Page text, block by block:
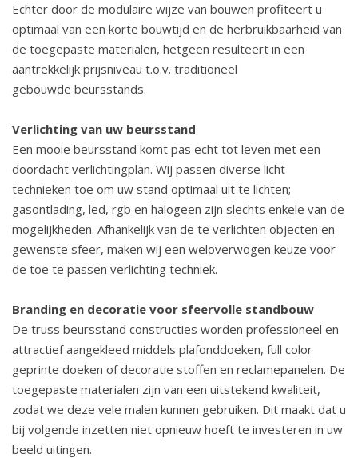
Echter door de modulaire wijze van bouwen profiteert u
optimaal van een korte bouwtijd en de herbruikbaarheid van
de toegepaste materialen, hetgeen resulteert in een
aantrekkelijk prijsniveau t.o.v. traditioneel
gebouwde beursstands.
Verlichting van uw beursstand
Een mooie beursstand komt pas echt tot leven met een
doordacht verlichtingplan. Wij passen diverse licht
technieken toe om uw stand optimaal uit te lichten;
gasontlading, led, rgb en halogeen zijn slechts enkele van de
mogelijkheden. Afhankelijk van de te verlichten objecten en
gewenste sfeer, maken wij een weloverwogen keuze voor
de toe te passen verlichting techniek.
Branding en decoratie voor sfeervolle standbouw
De truss beursstand constructies worden professioneel en
attractief aangekleed middels plafonddoeken, full color
geprinte doeken of decoratie stoffen en reclamepanelen. De
toegepaste materialen zijn van een uitstekend kwaliteit,
zodat we deze vele malen kunnen gebruiken. Dit maakt dat u
bij volgende inzetten niet opnieuw hoeft te investeren in uw
beeld uitingen.